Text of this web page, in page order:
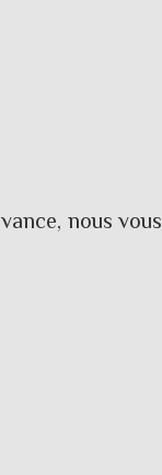
nous vous